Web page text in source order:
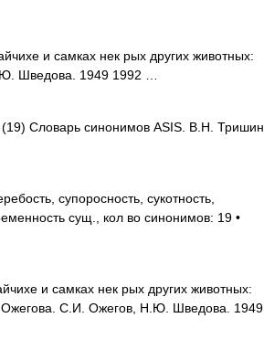
и самках нек рых других животных:
Шведова. 1949 1992 …
Словарь синонимов ASIS. В.Н. Тришин.
супоросность, сукотность,
сущ., кол во синонимов: 19 •
и самках нек рых других животных:
Ожегова. С.И. Ожегов, Н.Ю. Шведова. 1949